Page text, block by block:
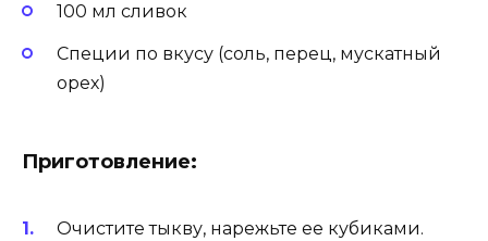
100 мл сливок
Специи по вкусу (соль, перец, мускатный
орех)
Приготовление:
Очистите тыкву, нарежьте ее кубиками.